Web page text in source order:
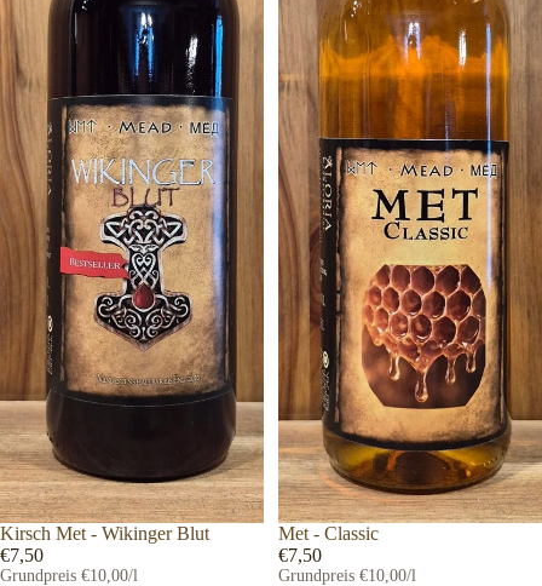
Kirsch Met - Wikinger Blut
€7,50
Grundpreis €10,00/l
Met - Classic
€7,50
Grundpreis €10,00/l